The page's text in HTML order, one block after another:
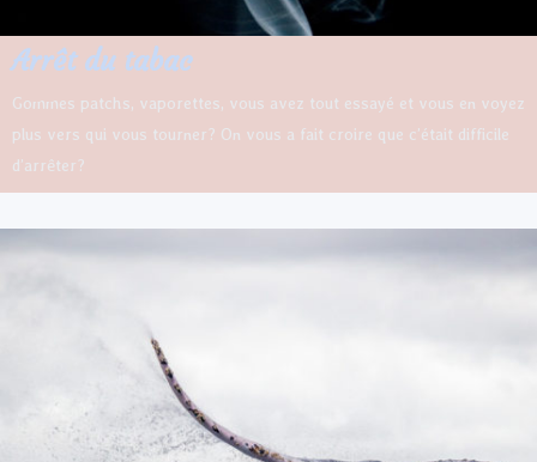
Arrêt du tabac
Gommes patchs, vaporettes, vous avez tout essayé et vous en voyez
plus vers qui vous tourner? On vous a fait croire que c’était difficile
d’arrêter?